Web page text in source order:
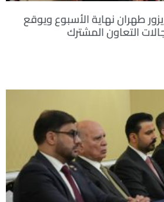
يزور طهران نهاية الأسبوع ويوقع
التعاون المشترك